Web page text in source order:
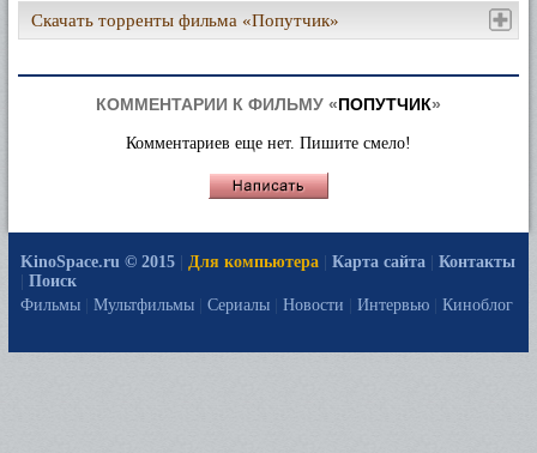
Скачать торренты фильма «Попутчик»
КОММЕНТАРИИ К ФИЛЬМУ «ПОПУТЧИК»
Комментариев еще нет. Пишите смело!
KinoSpace.ru © 2015 | Для компьютера | Карта сайта | Контакты
| Поиск
Фильмы
Мультфильмы Сериалы Новости Интервью Киноблог